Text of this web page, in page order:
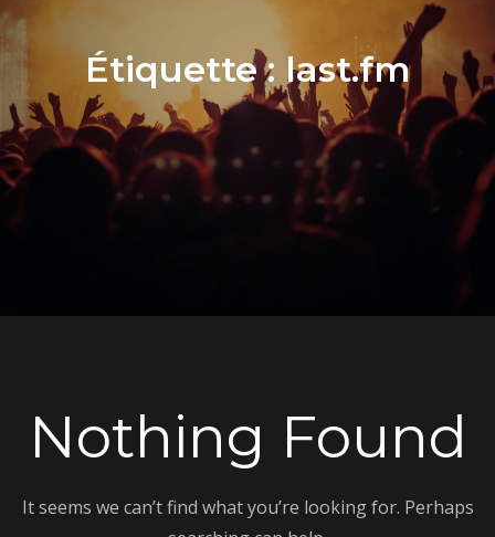
Étiquette : last.fm
Nothing Found
It seems we can’t find what you’re looking for. Perhaps